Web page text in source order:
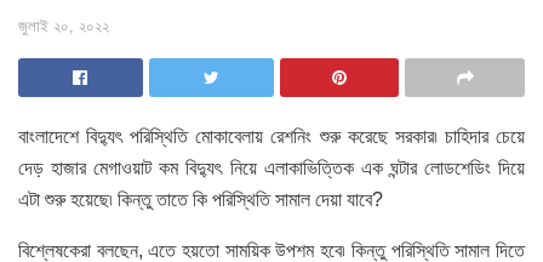
জুলাই ২০, ২০২২
বাংলাদেশে বিদ্যুৎ পরিস্থিতি মোকাবেলায় রেশনিং শুরু করেছে সরকার৷ চাহিদার চেয়ে
দেড় হাজার মেগাওয়াট কম বিদ্যুৎ নিয়ে এলাকাভিত্তিক এক ঘন্টার লোডশেডিং দিয়ে
এটা শুরু হয়েছে৷ কিন্তু তাতে কি পরিস্থিতি সামাল দেয়া যাবে?
বিশ্লেষকেরা বলছেন, এতে হয়তো সাময়িক উপশম হবে৷ কিন্তু পরিস্থিতি সামাল দিতে